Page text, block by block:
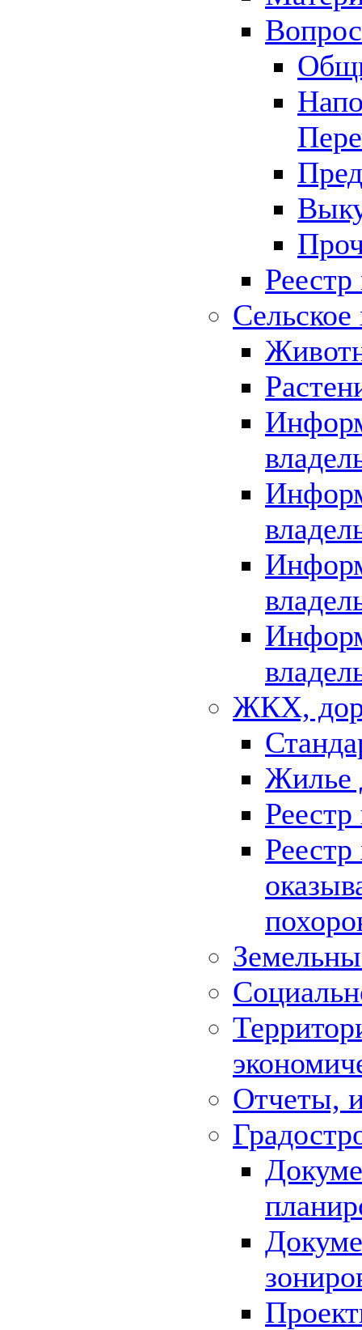
Сельское
ЖКХ,
Жилье
Отчеты,